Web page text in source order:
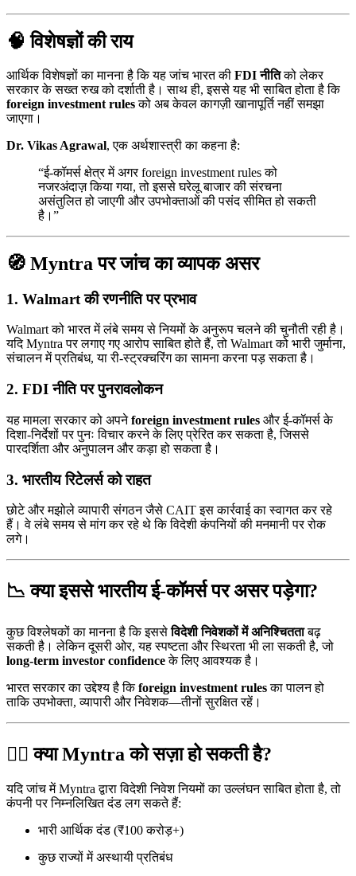
🧠 विशेषज्ञों की राय
आर्थिक विशेषज्ञों का मानना है कि यह जांच भारत की FDI नीतिको लेकर
सरकार के सख्त रुख को दर्शाती है। साथ ही, इससे यह भी साबित होता है कि
foreign investment rulesको अब केवल कागज़ी खानापूर्ति नहीं समझा
जाएगा।
Dr. Vikas Agrawal, एक अर्थशास्त्री का कहना है:
“ई-कॉमर्स क्षेत्र में अगर foreign investment rules को
नजरअंदाज़ किया गया, तो इससे घरेलू बाजार की संरचना
असंतुलित हो जाएगी और उपभोक्ताओं की पसंद सीमित हो सकती
है।”
🧭 Myntra पर जांच का व्यापक असर
1. Walmart की रणनीति पर प्रभाव
Walmart को भारत में लंबे समय से नियमों के अनुरूप चलने की चुनौती रही है।
यदि Myntra पर लगाए गए आरोप साबित होते हैं, तो Walmart को भारी जुर्माना,
संचालन में प्रतिबंध, या री-स्ट्रक्चरिंग का सामना करना पड़ सकता है।
2. FDI नीति पर पुनरावलोकन
यह मामला सरकार को अपनेforeign investment rules और ई-कॉमर्स के
दिशा-निर्देशों पर पुनः विचार करने के लिए प्रेरित कर सकता है, जिससे
पारदर्शिता और अनुपालन और कड़ा हो सकता है।
3. भारतीय रिटेलर्स को राहत
छोटे और मझोले व्यापारी संगठन जैसे CAIT इस कार्रवाई का स्वागत कर रहे
हैं। वे लंबे समय से मांग कर रहे थे कि विदेशी कंपनियों की मनमानी पर रोक
लगे।
📉 क्या इससे भारतीय ई-कॉमर्स पर असर पड़ेगा?
कुछ विश्लेषकों का मानना है कि इससेविदेशी निवेशकों में अनिश्चितताबढ़
सकती है। लेकिन दूसरी ओर, यह स्पष्टता और स्थिरता भी ला सकती है, जो
long-term investor confidenceके लिए आवश्यक है।
भारत सरकार का उद्देश्य है किforeign investment rulesका पालन हो
ताकि उपभोक्ता, व्यापारी और निवेशक—तीनों सुरक्षित रहें।
🧑‍⚖️ क्या Myntra को सज़ा हो सकती है?
यदि जांच में Myntra द्वारा विदेशी निवेश नियमों का उल्लंघन साबित होता है, तो
कंपनी पर निम्नलिखित दंड लग सकते हैं:
भारी आर्थिक दंड (₹100 करोड़+)
कुछ राज्यों में अस्थायी प्रतिबंध